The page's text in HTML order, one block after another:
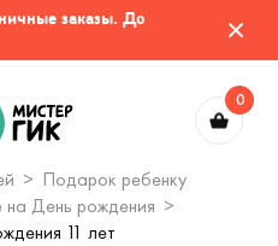
заказы. До
0
Подарок ребенку
День рождения
11 лет